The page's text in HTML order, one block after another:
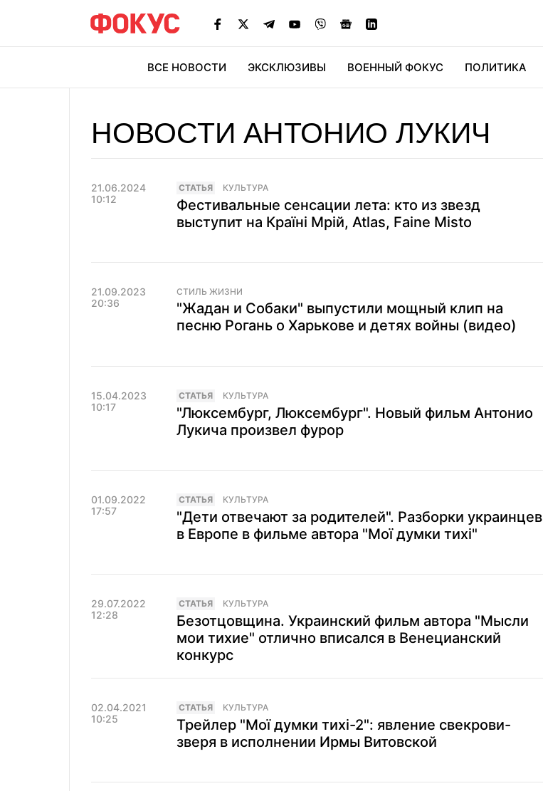
ВСЕ НОВОСТИ ЭКСКЛЮЗИВЫ ВОЕННЫЙ ФОКУС ПОЛИТИКА
НОВОСТИ АНТОНИО ЛУКИЧ
21.06.2024
10:12
CТАТЬЯ КУЛЬТУРА
Фестивальные сенсации лета: кто из звезд
выступит на Країні Мрій, Atlas, Faine Misto
21.09.2023
20:36
СТИЛЬ ЖИЗНИ
"Жадан и Собаки" выпустили мощный клип на
песню Рогань о Харькове и детях войны (видео)
15.04.2023
10:17
CТАТЬЯ КУЛЬТУРА
"Люксембург, Люксембург". Новый фильм Антонио
Лукича произвел фурор
01.09.2022
17:57
CТАТЬЯ КУЛЬТУРА
"Дети отвечают за родителей". Разборки украинцев
в Европе в фильме автора "Мої думки тихі"
29.07.2022
12:28
CТАТЬЯ КУЛЬТУРА
Безотцовщина. Украинский фильм автора "Мысли
мои тихие" отлично вписался в Венецианский
конкурс
02.04.2021
10:25
CТАТЬЯ КУЛЬТУРА
Трейлер "Мої думки тихі-2": явление свекрови-
зверя в исполнении Ирмы Витовской